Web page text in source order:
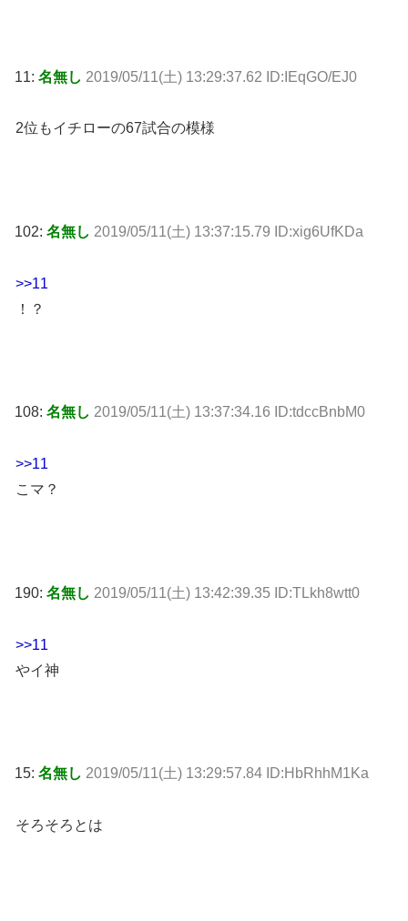
11: 名無し 2019/05/11(土) 13:29:37.62 ID:IEqGO/EJ0
2位もイチローの67試合の模様
102: 名無し 2019/05/11(土) 13:37:15.79 ID:xig6UfKDa
>>11
！？
108: 名無し 2019/05/11(土) 13:37:34.16 ID:tdccBnbM0
>>11
こマ？
190: 名無し 2019/05/11(土) 13:42:39.35 ID:TLkh8wtt0
>>11
やイ神
15: 名無し 2019/05/11(土) 13:29:57.84 ID:HbRhhM1Ka
そろそろとは